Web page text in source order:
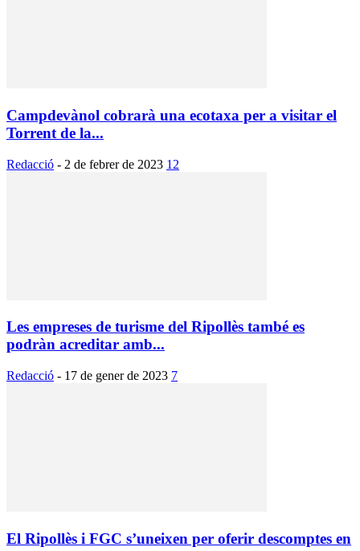
Campdevànol cobrarà una ecotaxa per a visitar el
Torrent de la...
Redacció - 2 de febrer de 2023 12
Les empreses de turisme del Ripollès també es
podràn acreditar amb...
Redacció - 17 de gener de 2023 7
El Ripollès i FGC s’uneixen per oferir descomptes en